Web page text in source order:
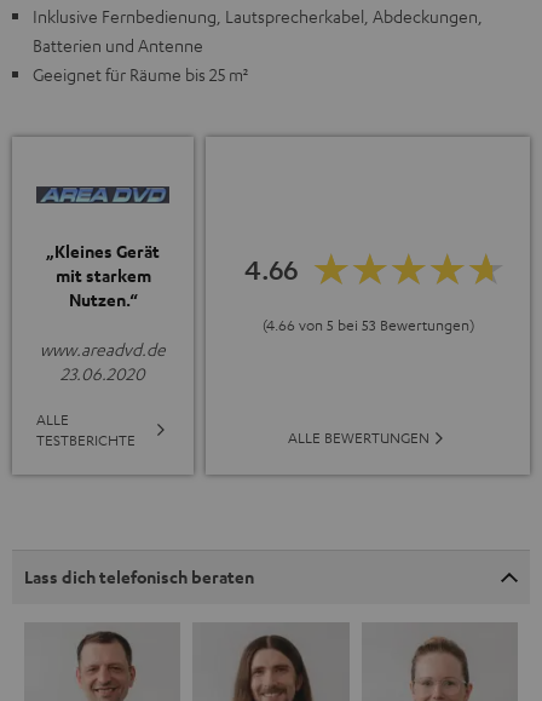
Inklusive Fernbedienung, Lautsprecherkabel, Abdeckungen,
Batterien und Antenne
Geeignet für Räume bis 25 m²
„Kleines Gerät
mit starkem
Nutzen.“
www.areadvd.de
23.06.2020
ALLE
TESTBERICHTE
4.66
(4.66 von 5 bei 53 Bewertungen)
ALLE BEWERTUNGEN
Lass dich telefonisch beraten